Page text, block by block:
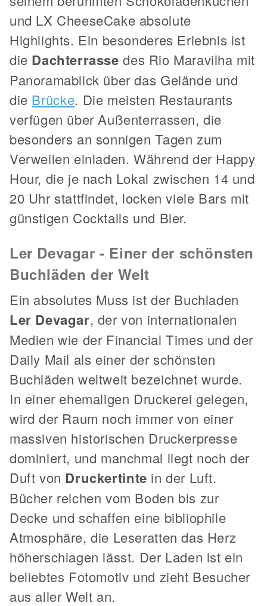
und LX CheeseCake absolute
Highlights. Ein besonderes Erlebnis ist
die Dachterrassedes Rio Maravilha mit
Panoramablick über das Gelände und
die Brücke. Die meisten Restaurants
verfügen über Außenterrassen, die
besonders an sonnigen Tagen zum
Verweilen einladen. Während der Happy
Hour, die je nach Lokal zwischen 14 und
20 Uhr stattfindet, locken viele Bars mit
günstigen Cocktails und Bier.
Ler Devagar - Einer der schönsten
Buchläden der Welt
Ein absolutes Muss ist der Buchladen
Ler Devagar, der von internationalen
Medien wie der Financial Times und der
Daily Mail als einer der schönsten
Buchläden weltweit bezeichnet wurde.
In einer ehemaligen Druckerei gelegen,
wird der Raum noch immer von einer
massiven historischen Druckerpresse
dominiert, und manchmal liegt noch der
Duft von Druckertinte in der Luft.
Bücher reichen vom Boden bis zur
Decke und schaffen eine bibliophile
Atmosphäre, die Leseratten das Herz
höherschlagen lässt. Der Laden ist ein
beliebtes Fotomotiv und zieht Besucher
aus aller Welt an.